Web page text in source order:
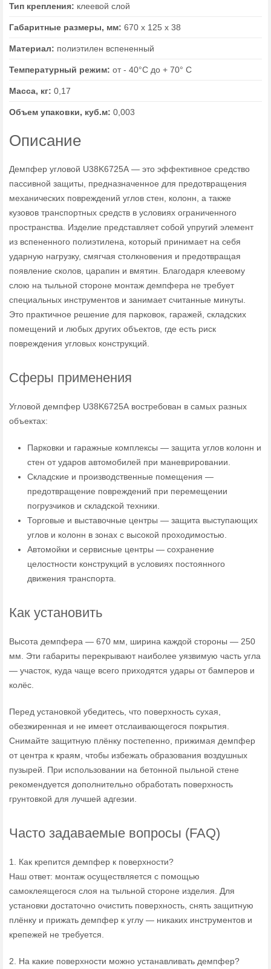
Тип крепления: клеевой слой
Габаритные размеры, мм: 670 х 125 х 38
Материал: полиэтилен вспененный
Температурный режим: от - 40°С до + 70° С
Масса, кг: 0,17
Объем упаковки, куб.м: 0,003
Описание
Демпфер угловой U38K6725А — это эффективное средство
пассивной защиты, предназначенное для предотвращения
механических повреждений углов стен, колонн, а также
кузовов транспортных средств в условиях ограниченного
пространства. Изделие представляет собой упругий элемент
из вспененного полиэтилена, который принимает на себя
ударную нагрузку, смягчая столкновения и предотвращая
появление сколов, царапин и вмятин. Благодаря клеевому
слою на тыльной стороне монтаж демпфера не требует
специальных инструментов и занимает считанные минуты.
Это практичное решение для парковок, гаражей, складских
помещений и любых других объектов, где есть риск
повреждения угловых конструкций.
Сферы применения
Угловой демпфер U38K6725А востребован в самых разных
объектах:
Парковки и гаражные комплексы — защита углов колонн и
стен от ударов автомобилей при маневрировании.
Складские и производственные помещения —
предотвращение повреждений при перемещении
погрузчиков и складской техники.
Торговые и выставочные центры — защита выступающих
углов и колонн в зонах с высокой проходимостью.
Автомойки и сервисные центры — сохранение
целостности конструкций в условиях постоянного
движения транспорта.
Как установить
Высота демпфера — 670 мм, ширина каждой стороны — 250
мм. Эти габариты перекрывают наиболее уязвимую часть угла
— участок, куда чаще всего приходятся удары от бамперов и
колёс.
Перед установкой убедитесь, что поверхность сухая,
обезжиренная и не имеет отслаивающегося покрытия.
Снимайте защитную плёнку постепенно, прижимая демпфер
от центра к краям, чтобы избежать образования воздушных
пузырей. При использовании на бетонной пыльной стене
рекомендуется дополнительно обработать поверхность
грунтовкой для лучшей адгезии.
Часто задаваемые вопросы (FAQ)
1. Как крепится демпфер к поверхности?
Наш ответ: монтаж осуществляется с помощью
самоклеящегося слоя на тыльной стороне изделия. Для
установки достаточно очистить поверхность, снять защитную
плёнку и прижать демпфер к углу — никаких инструментов и
крепежей не требуется.
2. На какие поверхности можно устанавливать демпфер?